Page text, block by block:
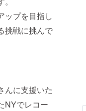
ップを目指し
挑戦に挑んで
んに支援いた
NYでレコー